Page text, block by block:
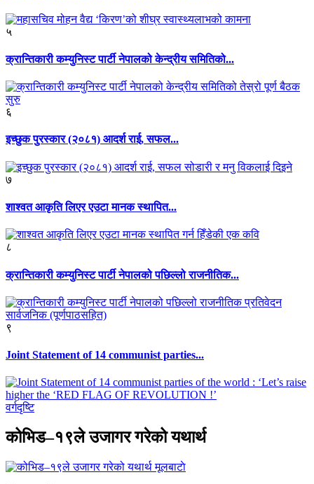
५
क्रान्तिकारी कम्युनिस्ट पार्टी नेपालको केन्द्रीय समितिको...
६
इच्छुक पुरस्कार (२०८१) आदर्श राई, सफल...
७
शाश्वत आकृति लिएर एउटा मानक स्थापित...
८
क्रान्तिकारी कम्युनिस्ट पार्टी नेपालको पछिल्लो राजनीतिक...
९
Joint Statement of 14 communist parties...
वर्गदृष्टि
कोभिड–१९ले उजागर गरेको यथार्थ
मूलबाटाे